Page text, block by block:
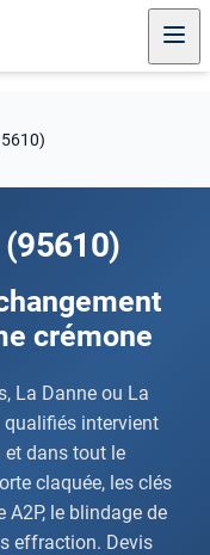
crémone
La Danne ou La
qualifiés intervient
et dans tout le
claquée, les clés
A2P, le blindage de
effraction. Devis